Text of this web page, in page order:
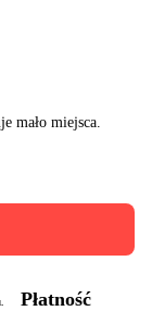
mało miejsca.
Płatność